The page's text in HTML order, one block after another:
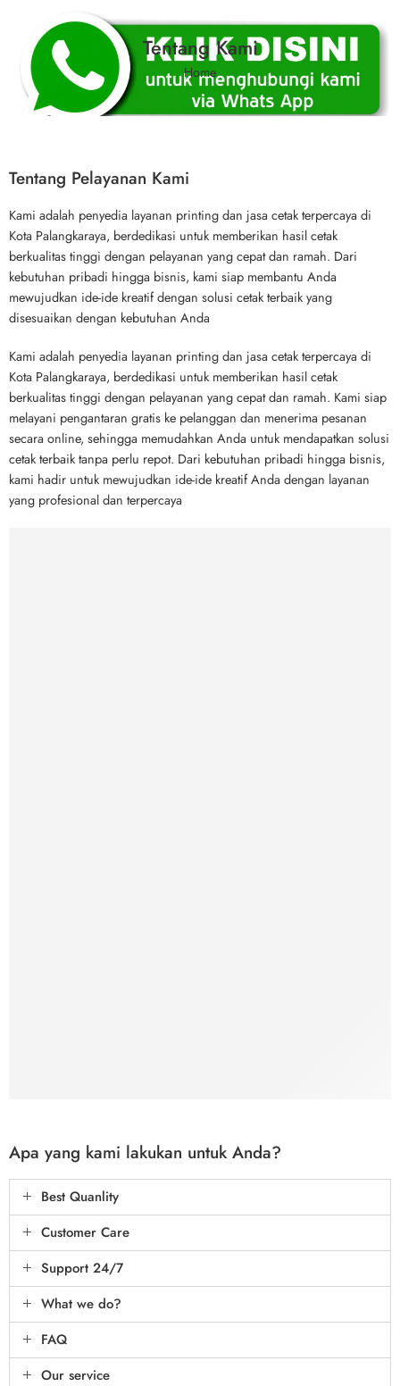
Tentang Kami
Home
Tentang Pelayanan Kami
Kami adalah penyedia layanan printing dan jasa cetak terpercaya di
Kota Palangkaraya, berdedikasi untuk memberikan hasil cetak
berkualitas tinggi dengan pelayanan yang cepat dan ramah. Dari
kebutuhan pribadi hingga bisnis, kami siap membantu Anda
mewujudkan ide-ide kreatif dengan solusi cetak terbaik yang
disesuaikan dengan kebutuhan Anda
Kami adalah penyedia layanan printing dan jasa cetak terpercaya di
Kota Palangkaraya, berdedikasi untuk memberikan hasil cetak
berkualitas tinggi dengan pelayanan yang cepat dan ramah. Kami siap
melayani pengantaran gratis ke pelanggan dan menerima pesanan
secara online, sehingga memudahkan Anda untuk mendapatkan solusi
cetak terbaik tanpa perlu repot. Dari kebutuhan pribadi hingga bisnis,
kami hadir untuk mewujudkan ide-ide kreatif Anda dengan layanan
yang profesional dan terpercaya
Apa yang kami lakukan untuk Anda?
Best Quanlity
Customer Care
Support 24/7
What we do?
FAQ
Our service